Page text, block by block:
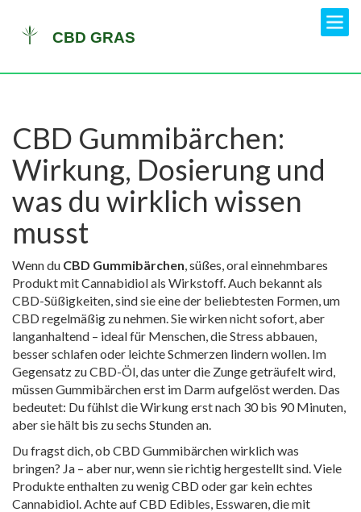
CBD Gummibärchen:
Wirkung, Dosierung und
was du wirklich wissen
musst
Wenn du CBD Gummibärchen,süßes, oral einnehmbares
Produkt mit Cannabidiol als Wirkstoff. Auch bekannt als
CBD-Süßigkeiten, sind sie eine der beliebtesten Formen, um
CBD regelmäßig zu nehmen.Sie wirken nicht sofort, aber
langanhaltend – ideal für Menschen, die Stress abbauen,
besser schlafen oder leichte Schmerzen lindern wollen. Im
Gegensatz zu CBD-Öl, das unter die Zunge geträufelt wird,
müssen Gummibärchen erst im Darm aufgelöst werden. Das
bedeutet: Du fühlst die Wirkung erst nach 30 bis 90 Minuten,
aber sie hält bis zu sechs Stunden an.
Du fragst dich, ob CBD Gummibärchen wirklich was
bringen? Ja – aber nur, wenn sie richtig hergestellt sind. Viele
Produkte enthalten zu wenig CBD oder gar kein echtes
Cannabidiol. Achte aufCBD Edibles, Esswaren, die mit